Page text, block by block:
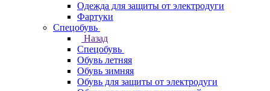
Одежда для защиты от электродуги
Фартуки
Спецобувь
Назад
Спецобувь
Обувь летняя
Обувь зимняя
Обувь для защиты от электродуги